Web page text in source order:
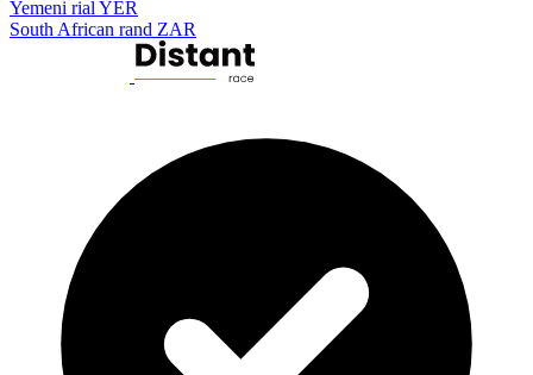
Yemeni rial YER
South African rand ZAR